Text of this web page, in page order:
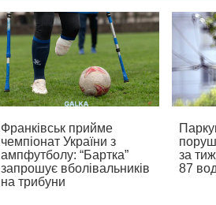
Франківськ прийме
чемпіонат України з
ампфутболу: “Бартка”
запрошує вболівальників
на трибуни
за
87